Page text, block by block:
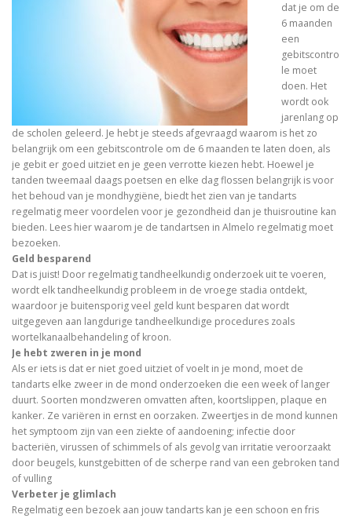
dat je om de
6 maanden
een
gebitscontro
le moet
doen. Het
wordt ook
jarenlang op
de scholen geleerd. Je hebt je steeds afgevraagd waarom is het zo
belangrijk om een gebitscontrole om de 6 maanden te laten doen, als
je gebit er goed uitziet en je geen verrotte kiezen hebt. Hoewel je
tanden tweemaal daags poetsen en elke dag flossen belangrijk is voor
het behoud van je mondhygiëne, biedt het zien van je tandarts
regelmatig meer voordelen voor je gezondheid dan je thuisroutine kan
bieden. Lees hier waarom je de tandartsen in Almelo regelmatig moet
bezoeken.
Geld besparend
Dat is juist! Door regelmatig tandheelkundig onderzoek uit te voeren,
wordt elk tandheelkundig probleem in de vroege stadia ontdekt,
waardoor je buitensporig veel geld kunt besparen dat wordt
uitgegeven aan langdurige tandheelkundige procedures zoals
wortelkanaalbehandeling of kroon.
Je hebt zweren in je mond
Als er iets is dat er niet goed uitziet of voelt in je mond, moet de
tandarts elke zweer in de mond onderzoeken die een week of langer
duurt. Soorten mondzweren omvatten aften, koortslippen, plaque en
kanker. Ze variëren in ernst en oorzaken. Zweertjes in de mond kunnen
het symptoom zijn van een ziekte of aandoening; infectie door
bacteriën, virussen of schimmels of als gevolg van irritatie veroorzaakt
door beugels, kunstgebitten of de scherpe rand van een gebroken tand
of vulling
Verbeter je glimlach
Regelmatig een bezoek aan jouw tandarts kan je een schoon en fris